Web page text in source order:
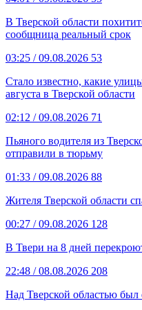
В Тверской области
сообщница реальный срок
03:25 / 09.08.2026 53
Стало известно, какие
августа в Тверской области
02:12 / 09.08.2026 71
Пьяного водителя из
отправили в тюрьму
01:33 / 09.08.2026 88
Жителя Тверской области
00:27 / 09.08.2026 128
В Твери на 8 дней
22:48 / 08.08.2026 208
Над Тверской областью